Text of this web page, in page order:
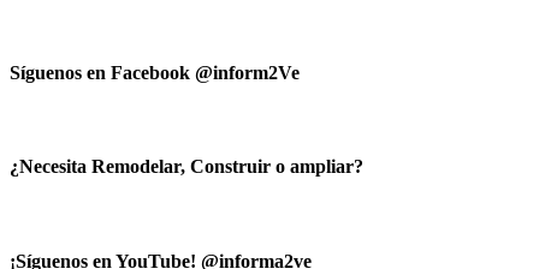
Síguenos en Facebook @inform2Ve
¿Necesita Remodelar, Construir o ampliar?
¡Síguenos en YouTube! @informa2ve